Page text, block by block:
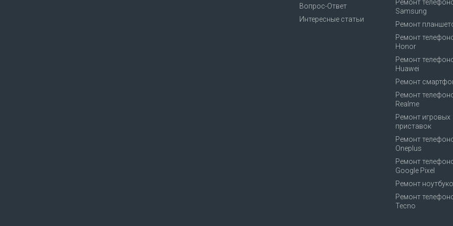
Вопрос-Ответ
Интересные статьи
Ремонт
Samsung
Ремонт
Ремонт
Honor
Ремонт
Huawei
Ремонт
Ремонт
Realme
Ремонт игровых
приставок
Ремонт
Oneplus
Ремонт
Google Pixel
Ремонт
Ремонт
Tecno